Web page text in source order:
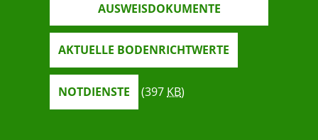
AUSWEISDOKUMENTE
AKTUELLE BODENRICHTWERTE
NOTDIENSTE (397 KB)